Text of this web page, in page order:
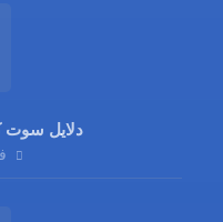
دلایل سوت